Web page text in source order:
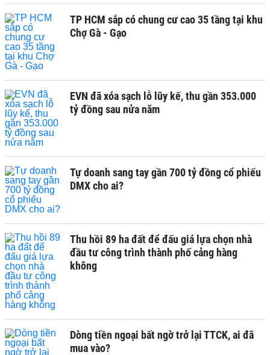
TP HCM sắp có chung cư cao 35 tầng tại khu
Chợ Gà - Gạo
EVN đã xóa sạch lỗ lũy kế, thu gần 353.000
tỷ đồng sau nửa năm
Tự doanh sang tay gần 700 tỷ đồng cổ phiếu
DMX cho ai?
Thu hồi 89 ha đất để đấu giá lựa chọn nhà
đầu tư công trình thành phố cảng hàng
không
Dòng tiền ngoại bất ngờ trở lại TTCK, ai đã
mua vào?